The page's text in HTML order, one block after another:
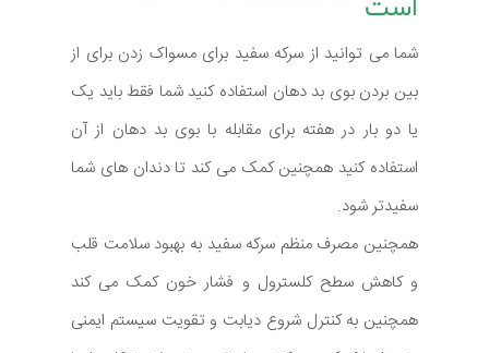
است
شما می توانید از سرکه سفید برای مسواک زدن برای از
بین بردن بوی بد دهان استفاده کنید شما فقط باید یک
یا دو بار در هفته برای مقابله با بوی بد دهان از آن
استفاده کنید همچنین کمک می کند تا دندان های شما
سفیدتر شود.
همچنین مصرف منظم سرکه سفید به بهبود سلامت قلب
و کاهش سطح کلسترول و فشار خون کمک می کند
همچنین به کنترل شروع دیابت و تقویت سیستم ایمنی